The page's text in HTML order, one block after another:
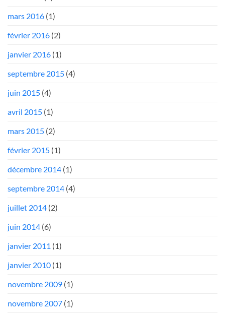
mars 2016 (1)
février 2016 (2)
janvier 2016 (1)
septembre 2015 (4)
juin 2015 (4)
avril 2015 (1)
mars 2015 (2)
février 2015 (1)
décembre 2014 (1)
septembre 2014 (4)
juillet 2014 (2)
juin 2014 (6)
janvier 2011 (1)
janvier 2010 (1)
novembre 2009 (1)
novembre 2007 (1)